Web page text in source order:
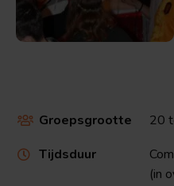
 Groepsgrootte 20
 Tijdsduur
(in